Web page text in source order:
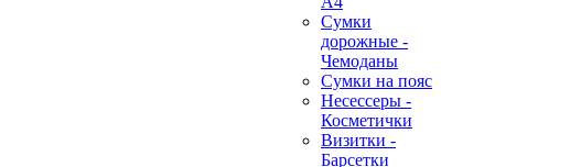
Сумки
дорожные -
Чемоданы
Сумки на пояс
Несессеры -
Косметички
Визитки -
Барсетки